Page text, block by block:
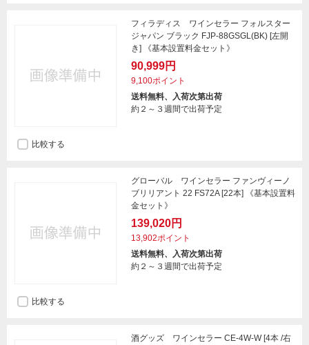
フィラディス ワインセラー フォルスター
ジャパン ブラック FJP-88GSGL(BK) [左開
き] 《基本設置料金セット》
90,999円
9,100ポイント
送料無料、入荷次第出荷
約２～３週間で出荷予定
比較する
グローバル ワインセラー ファンヴィーノ
ブリリアント 22 FS72A [22本] 《基本設置料
金セット》
139,020円
13,902ポイント
送料無料、入荷次第出荷
約２～３週間で出荷予定
比較する
酒グッズ ワインセラー CE-4W-W [4本 /右